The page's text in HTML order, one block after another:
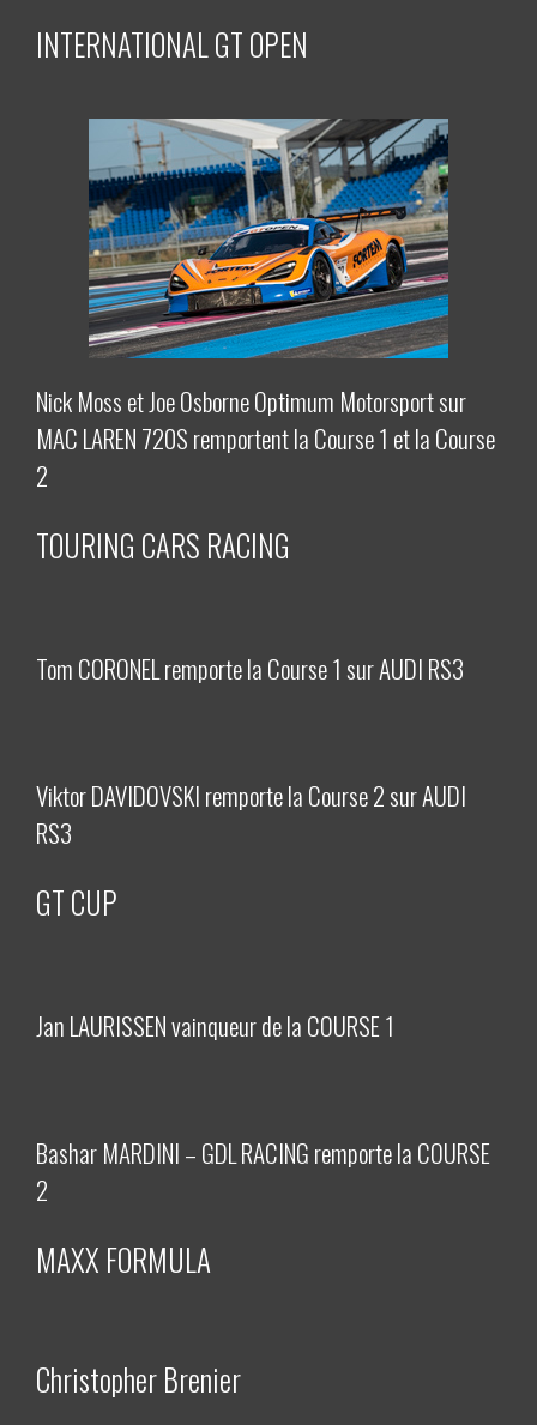
INTERNATIONAL GT OPEN
Nick Moss et Joe Osborne Optimum Motorsport sur
MAC LAREN 720S remportent la Course 1 et la Course
2
TOURING CARS RACING
Tom CORONEL remporte la Course 1 sur AUDI RS3
Viktor DAVIDOVSKI remporte la Course 2 sur AUDI
RS3
GT CUP
Jan LAURISSEN vainqueur de la COURSE 1
Bashar MARDINI – GDL RACING remporte la COURSE
2
MAXX FORMULA
Christopher Brenier